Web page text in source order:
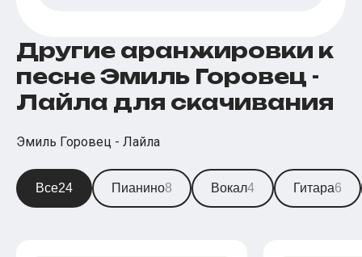
Другие аранжировки к
песне Эмиль Горовец -
Лайла для скачивания
Эмиль Горовец - Лайла
Все24 Пианино8 Вокал4 Гитара6